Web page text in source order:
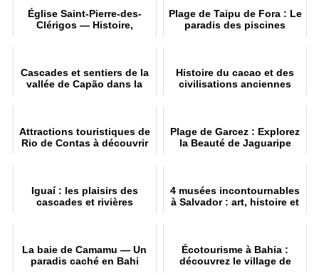
Église Saint-Pierre-des-
Clérigos — Histoire,
Plage de Taipu de Fora : Le
paradis des piscines
Cascades et sentiers de la
vallée de Capão dans la
Histoire du cacao et des
civilisations anciennes
Attractions touristiques de
Rio de Contas à découvrir
Plage de Garcez : Explorez
la Beauté de Jaguaripe
Iguaí : les plaisirs des
cascades et rivières
4 musées incontournables
à Salvador : art, histoire et
La baie de Camamu — Un
paradis caché en Bahi
Écotourisme à Bahia :
découvrez le village de